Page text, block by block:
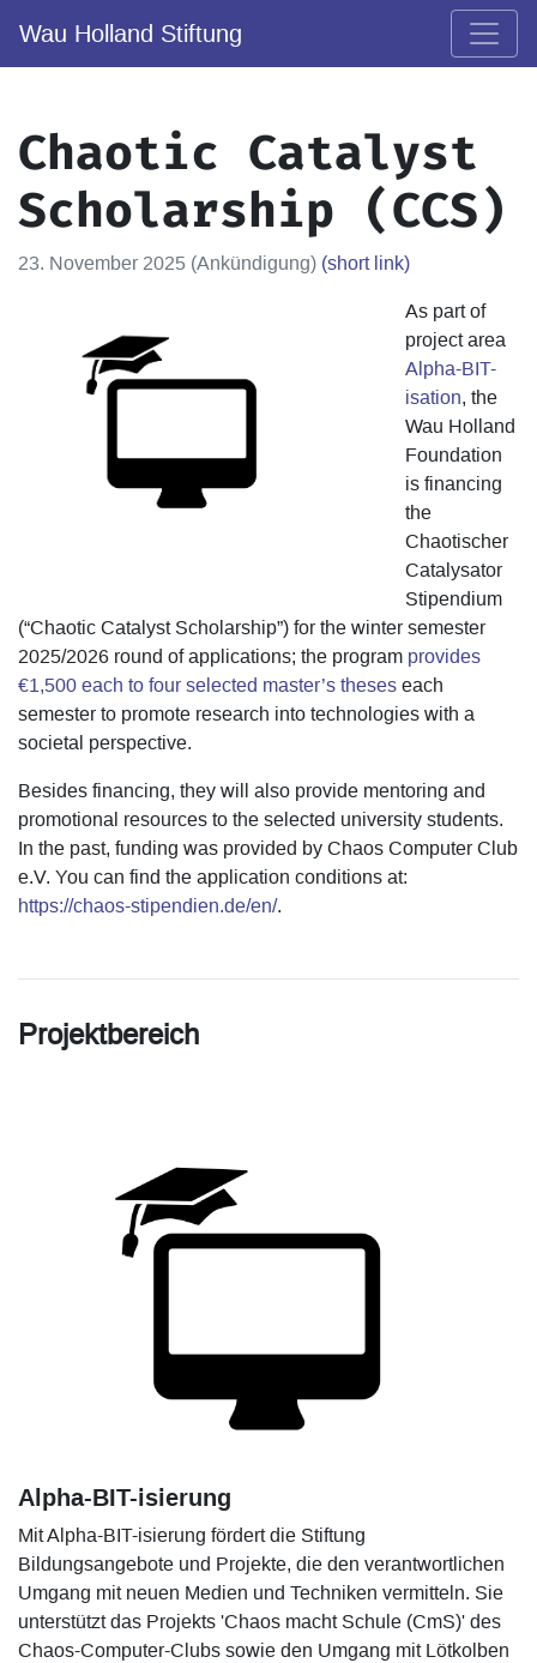
Wau Holland Stiftung
Chaotic Catalyst
Scholarship (CCS)
23. November 2025 (Ankündigung) (short link)
As part of
project area
Alpha-BIT-
isation, the
Wau Holland
Foundation
is financing
the
Chaotischer
Catalysator
Stipendium
(“Chaotic Catalyst Scholarship”) for the winter semester
2025/2026 round of applications; the program provides
€1,500 each to four selected master’s theses each
semester to promote research into technologies with a
societal perspective.
Besides financing, they will also provide mentoring and
promotional resources to the selected university students.
In the past, funding was provided by Chaos Computer Club
e.V. You can find the application conditions at:
https://chaos-stipendien.de/en/.
Projektbereich
Alpha-BIT-isierung
Mit Alpha-BIT-isierung fördert die Stiftung
Bildungsangebote und Projekte, die den verantwortlichen
Umgang mit neuen Medien und Techniken vermitteln. Sie
unterstützt das Projekts 'Chaos macht Schule (CmS)' des
Chaos-Computer-Clubs sowie den Umgang mit Lötkolben